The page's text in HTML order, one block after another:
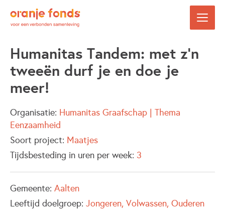
Humanitas Tandem: met z’n
tweeën durf je en doe je
meer!
Organisatie: Humanitas Graafschap | Thema
Eenzaamheid
Soort project: Maatjes
Tijdsbesteding in uren per week: 3
Gemeente: Aalten
Leeftijd doelgroep: Jongeren Volwassen Ouderen